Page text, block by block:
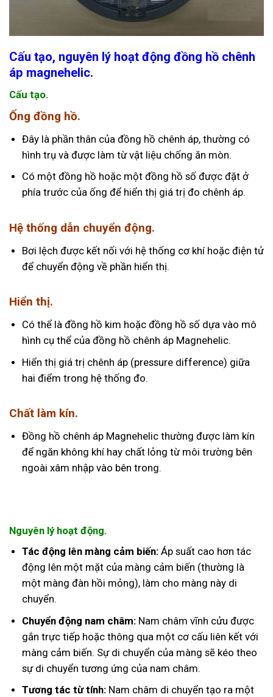
Cấu tạo, nguyên lý hoạt động đồng hồ chênh
áp magnehelic.
Cấu tạo.
Ống đồng hồ.
Đây là phần thân của đồng hồ chênh áp, thường có
hình trụ và được làm từ vật liệu chống ăn mòn.
Có một đồng hồ hoặc một đồng hồ số được đặt ở
phía trước của ống để hiển thị giá trị đo chênh áp.
Hệ thống dẫn chuyển động.
Bơi lệch được kết nối với hệ thống cơ khí hoặc điện tử
để chuyển động về phần hiển thị.
Hiển thị.
Có thể là đồng hồ kim hoặc đồng hồ số dựa vào mô
hình cụ thể của đồng hồ chênh áp Magnehelic.
Hiển thị giá trị chênh áp (pressure difference) giữa
hai điểm trong hệ thống đo.
Chất làm kín.
Đồng hồ chênh áp Magnehelic thường được làm kín
để ngăn không khí hay chất lỏng từ môi trường bên
ngoài xâm nhập vào bên trong.
Nguyên lý hoạt động.
Tác động lên màng cảm biến:Áp suất cao hơn tác
động lên một mặt của màng cảm biến (thường là
một màng đàn hồi mỏng), làm cho màng này di
chuyển.
Chuyển động nam châm:Nam châm vĩnh cửu được
gắn trực tiếp hoặc thông qua một cơ cấu liên kết với
màng cảm biến. Sự di chuyển của màng sẽ kéo theo
sự di chuyển tương ứng của nam châm.
Tương tác từ tính:Nam châm di chuyển tạo ra một